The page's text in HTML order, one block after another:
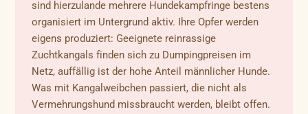
sind hierzulande mehrere Hundekampfringe bestens
organisiert im Untergrund aktiv. Ihre Opfer werden
eigens produziert: Geeignete reinrassige
Zuchtkangals finden sich zu Dumpingpreisen im
Netz, auffällig ist der hohe Anteil männlicher Hunde.
Was mit Kangalweibchen passiert, die nicht als
Vermehrungshund missbraucht werden, bleibt offen.